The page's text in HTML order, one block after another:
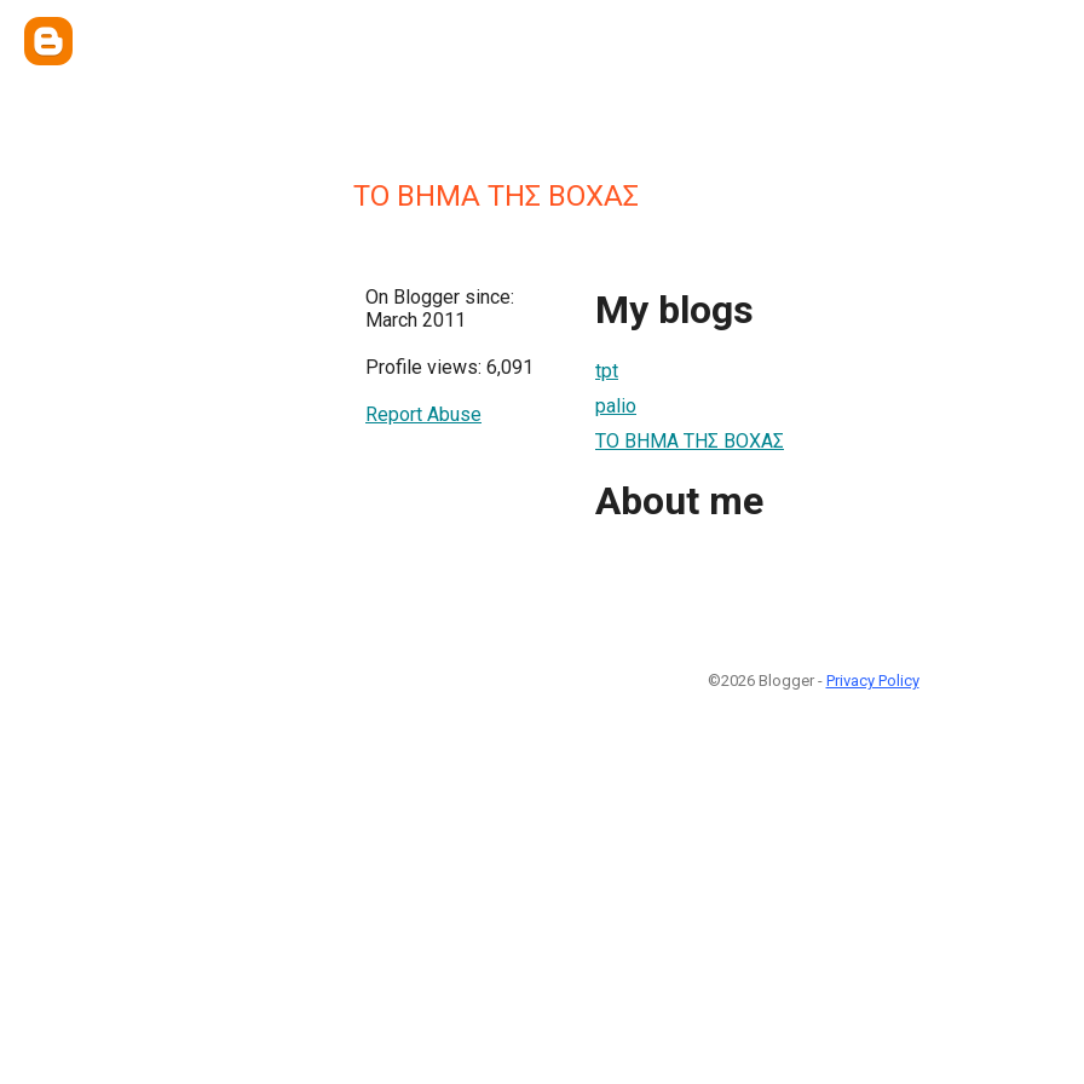
ΤΟ ΒΗΜΑ ΤΗΣ ΒΟΧΑΣ
On Blogger since:
March 2011
Profile views: 6,091
Report Abuse
My blogs
tpt
palio
ΤΟ ΒΗΜΑ ΤΗΣ ΒΟΧΑΣ
About me
©2026 Blogger - Privacy Policy